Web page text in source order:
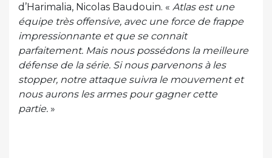
d’Harimalia, Nicolas Baudouin. « Atlas est une
équipe très offensive, avec une force de frappe
impressionnante et que se connait
parfaitement. Mais nous possédons la meilleure
défense de la série. Si nous parvenons à les
stopper, notre attaque suivra le mouvement et
nous aurons les armes pour gagner cette
partie. »